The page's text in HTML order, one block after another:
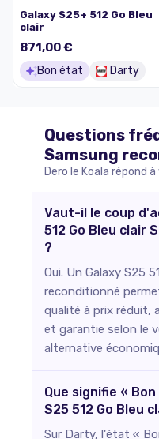
Galaxy S25+ 512 Go Bleu
clair
871,00 €
Bon état Darty
Questions
Samsung
Dero le Koala répond
Vaut-il le coup
512 Go Bleu clair
?
Oui. Un Galaxy S25
reconditionné
qualité à prix réduit,
et garantie selon le
alternative
Que signifie «
S25 512 Go Bleu
Sur Darty, l'état «